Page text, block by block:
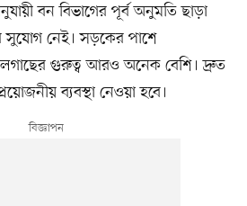
বন বিভাগের পূর্ব অনুমতি ছাড়া
সুযোগ নেই। সড়কের পাশে
গুরুত্ব আরও অনেক বেশি। দ্রুত
ব্যবস্থা নেওয়া হবে।